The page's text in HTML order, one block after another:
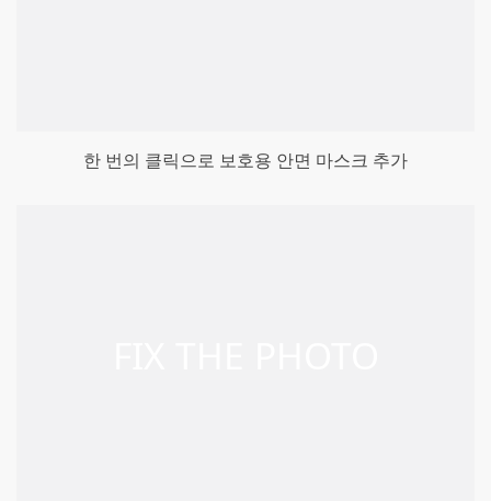
한 번의 클릭으로 보호용 안면 마스크 추가